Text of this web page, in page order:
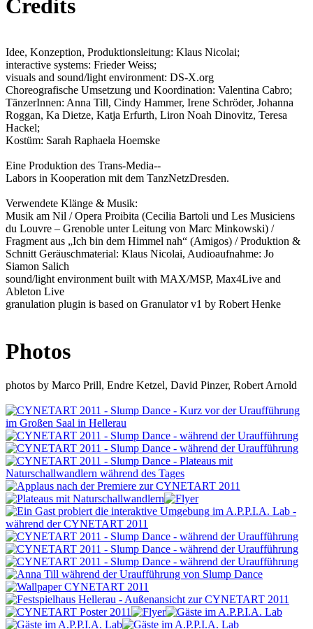
Credits
Idee, Konzeption, Produktionsleitung: Klaus Nicolai;
interactive systems: Frieder Weiss;
visuals and sound/light environment: DS-X.org
Choreografische Umsetzung und Koordination: Valentina Cabro;
TänzerInnen: Anna Till, Cindy Hammer, Irene Schröder, Johanna
Roggan, Ka Dietze, Katja Erfurth, Liron Noah Dinovitz, Teresa
Hackel;
Kostüm: Sarah Raphaela Hoemske
Eine Produktion des Trans-­Media-­
Labors in Kooperation mit dem TanzNetzDresden.
Verwendete Klänge & Musik:
Musik am Nil / Opera Proibita (Cecilia Bartoli und Les Musiciens
du Louvre – Grenoble unter Leitung von Marc Minkowski) /
Fragment aus „Ich bin dem Himmel nah“ (Amigos) / Produktion &
Schnitt Geräuschmaterial: Klaus Nicolai, Audioaufnahme: Jo
Siamon Salich
sound/light environment built with MAX/MSP, Max4Live and
Ableton Live
granulation plugin is based on Granulator v1 by Robert Henke
Photos
photos by Marco Prill, Endre Ketzel, David Pinzer, Robert Arnold